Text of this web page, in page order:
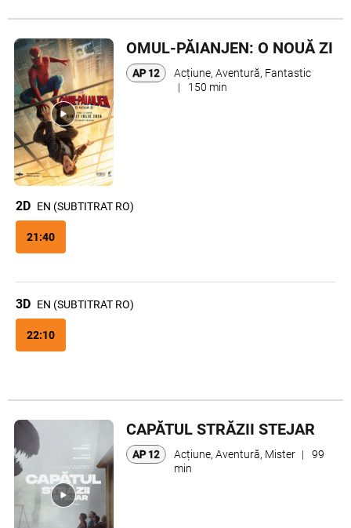
OMUL-PĂIANJEN: O NOUĂ ZI
Acțiune, Aventură, Fantastic
|
150 min
2D EN (SUBTITRAT RO)
21:40
3D EN (SUBTITRAT RO)
22:10
CAPĂTUL STRĂZII STEJAR
Acțiune, Aventură, Mister |
99
min